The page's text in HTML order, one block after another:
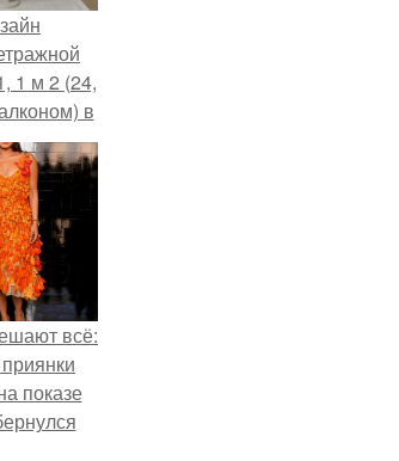
1 м 2 (24,
в
всё:
показе